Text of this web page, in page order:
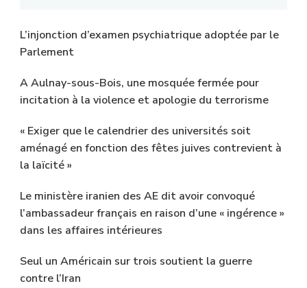
L’injonction d’examen psychiatrique adoptée par le
Parlement
A Aulnay-sous-Bois, une mosquée fermée pour
incitation à la violence et apologie du terrorisme
« Exiger que le calendrier des universités soit
aménagé en fonction des fêtes juives contrevient à
la laïcité »
Le ministère iranien des AE dit avoir convoqué
l’ambassadeur français en raison d’une « ingérence »
dans les affaires intérieures
Seul un Américain sur trois soutient la guerre
contre l’Iran